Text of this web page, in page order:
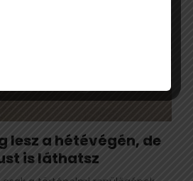
lesz a hétévégén, de
is láthatsz